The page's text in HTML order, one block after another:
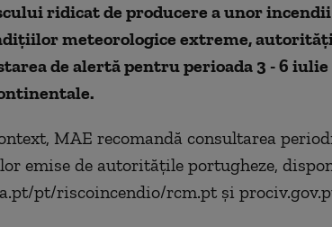
ridicat de producere a unor
meteorologice extreme,
de alertă pentru perioada 3 - 6
MAE recomandă consultarea
emise de autorităţile portugheze,
pt/riscoincendio/rcm.pt şi